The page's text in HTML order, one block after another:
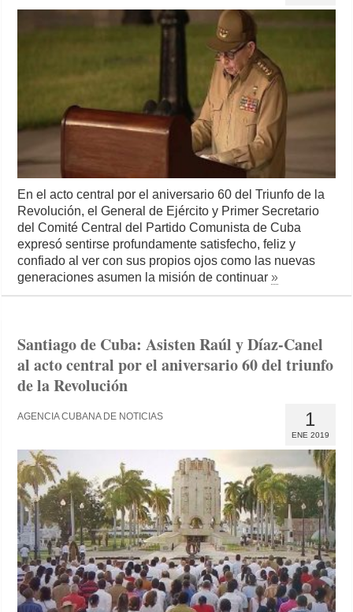
En el acto central por el aniversario 60 del Triunfo de la
Revolución, el General de Ejército y Primer Secretario
del Comité Central del Partido Comunista de Cuba
expresó sentirse profundamente satisfecho, feliz y
confiado al ver con sus propios ojos como las nuevas
generaciones asumen la misión de continuar»
Santiago de Cuba: Asisten Raúl y Díaz-Canel
al acto central por el aniversario 60 del triunfo
de la Revolución
1
ENE 2019
AGENCIA CUBANA DE NOTICIAS